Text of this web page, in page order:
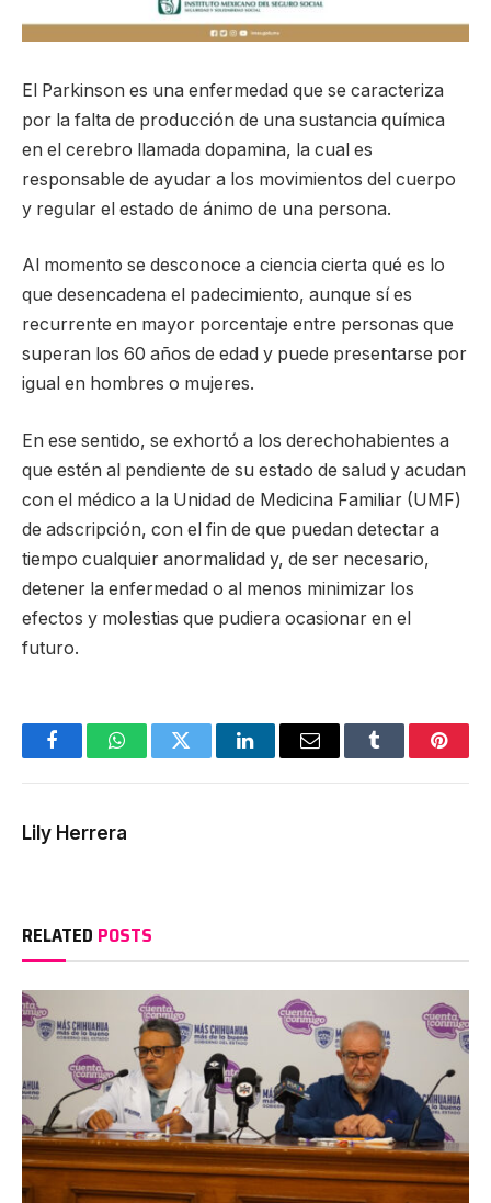
El Parkinson es una enfermedad que se caracteriza
por la falta de producción de una sustancia química
en el cerebro llamada dopamina, la cual es
responsable de ayudar a los movimientos del cuerpo
y regular el estado de ánimo de una persona.
Al momento se desconoce a ciencia cierta qué es lo
que desencadena el padecimiento, aunque sí es
recurrente en mayor porcentaje entre personas que
superan los 60 años de edad y puede presentarse por
igual en hombres o mujeres.
En ese sentido, se exhortó a los derechohabientes a
que estén al pendiente de su estado de salud y acudan
con el médico a la Unidad de Medicina Familiar (UMF)
de adscripción, con el fin de que puedan detectar a
tiempo cualquier anormalidad y, de ser necesario,
detener la enfermedad o al menos minimizar los
efectos y molestias que pudiera ocasionar en el
futuro.
FacebookWhatsAppTwitter LinkedInEmail Tumblr
Lily Herrera
RELATED POSTS